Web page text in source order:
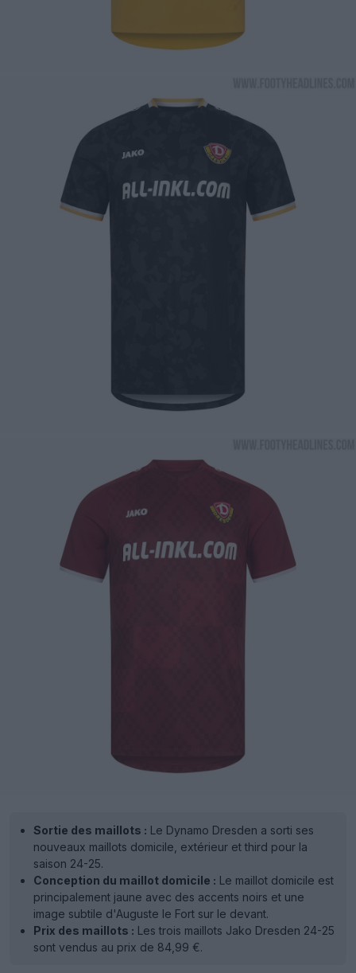
Sortie des maillots : Le Dynamo Dresden a sorti ses
nouveaux maillots domicile, extérieur et third pour la
saison 24-25.
Conception du maillot domicile : Le maillot domicile est
principalement jaune avec des accents noirs et une
image subtile d'Auguste le Fort sur le devant.
Prix des maillots : Les trois maillots Jako Dresden 24-25
sont vendus au prix de 84,99 €.